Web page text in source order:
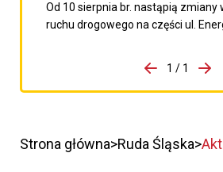
Od 10 sierpnia br. nastąpią zmiany
ruchu drogowego na części ul.
porzpedniego komunikatu
1 / 1
Strona główna Ruda Śląska